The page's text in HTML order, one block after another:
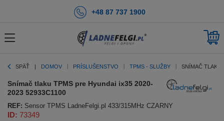
+48 87 737 1900
SPÄŤ DOMOV PRÍSLUŠENSTVO TPMS - SLUŽBY SNÍMAČ TLAKU
Snímač tlaku TPMS pre Hyundai ix35 2020-
2023 52933C1100
REF: Sensor TPMS LadneFelgi.pl 433/315MHz CZARNY
ID: 73349